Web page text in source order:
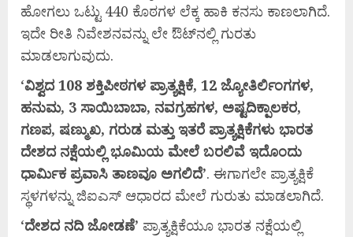
ಹೋಗಲು ಒಟ್ಟು 440 ಕೊಠಗಳ ಲೆಕ್ಕ ಹಾಕಿ ಕನಸು ಕಾಣಲಾಗಿದೆ.
ಇದೇ ರೀತಿ ನಿವೇಶನವನ್ನು ಲೇ ಔಟ್‍ನಲ್ಲಿ ಗುರತು
ಮಾಡಲಾಗುವುದು.
‘ವಿಶ್ವದ 108 ಶಕ್ತಿಪೀಠಗಳ ಪ್ರಾತ್ಯಕ್ಷಿಕೆ, 12 ಜ್ಯೋತಿರ್ಲಿಂಗಗಳ,
ಹನುಮ, 3 ಸಾಯಿಬಾಬಾ, ನವಗ್ರಹಗಳ, ಅಷ್ಟದಿಕ್ಪಾಲಕರ,
ಗಣಪ, ಷಣ್ಮುಖ, ಗರುಡ ಮತ್ತು ಇತರೆ ಪ್ರಾತ್ಯಕ್ಷಿಕೆಗಳು ಭಾರತ
ದೇಶದ ನಕ್ಷೆಯಲ್ಲಿ ಭೂಮಿಯ ಮೇಲೆ ಬರಲಿವೆ ಇದೊಂದು
ಧಾರ್ಮಿಕ ಪ್ರವಾಸಿ ತಾಣವೂ ಅಗಲಿದೆ’. ಈಗಾಗಲೇ ಪ್ರಾತ್ಯಕ್ಷಿಕೆ
ಸ್ಥಳಗಳನ್ನು ಜಿಐಎಸ್ ಆಧಾರದ ಮೇಲೆ ಗುರುತು ಮಾಡಲಾಗಿದೆ.
‘ದೇಶದ ನದಿಜೋಡಣೆ’ ಪ್ರಾತ್ಯಕ್ಷಿಕೆಯೂ ಭಾರತ ನಕ್ಷೆಯಲ್ಲಿ